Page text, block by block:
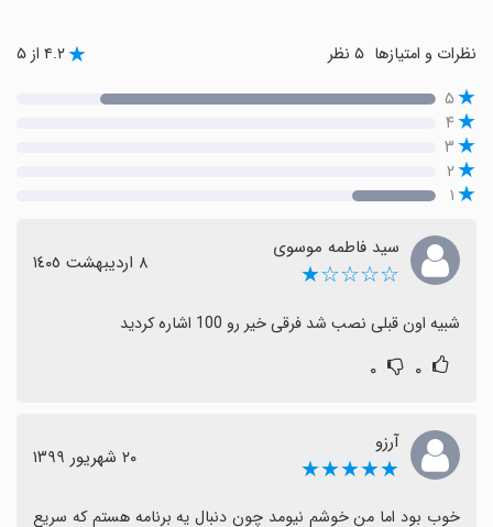
نظرات و امتیازها ۴.۲ از ۵
۵
۴
۳
۲
۱
سید فاطمه موسوی
☆☆☆☆★ ٨ اردیبهشت ١٤٠٥
شبیه اون قبلی نصب شد فرقی خیر رو 100 اشاره کردید
۰ ۰
آرزو
★★★★★ ٢٠ شهریور ١٣٩٩